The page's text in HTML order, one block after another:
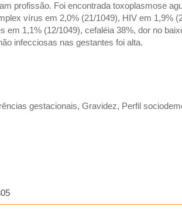
profissão. Foi encontrada toxoplasmose
vírus em 2,0% (21/1049), HIV em 1,9%
em 1,1% (12/1049), cefaléia 38%, dor no
infecciosas nas gestantes foi alta.
gestacionais, Gravidez, Perfil